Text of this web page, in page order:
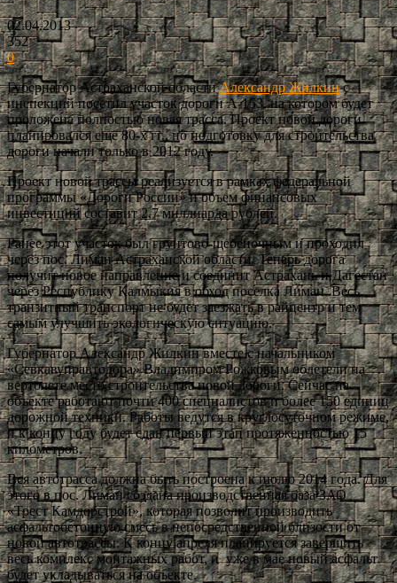
02.04.2013
352
0
Губернатор Астраханской областиАлександр Жилкинс
инспекций посетил участок дороги А-153, на котором будет
проложена полностью новая трасса. Проект новой дороги
планировался ещё 80-х гг., но подготовку для строительства
дороги начали только в 2012 году.
Проект новой трассы реализуется в рамках федеральной
программы «Дороги России» и объем финансовых
инвестиций составит 2,7 миллиарда рублей.
Ранее этот участок был грунтово-щебёночным и проходил
через пос. Лиман Астраханской области. Теперь дорога
получит новое направление и соединит Астрахань и Дагестан
через Республику Калмыкия в обход поселка Лиман. Весь
транзитный транспорт не будет заезжать в райцентр и тем
самым улучшить экологическую ситуацию.
Губернатор Александр Жилкин вместе с начальником
«Севкавуправтодора» Владимиром Рожковым облетели на
вертолете место строительства новой дороги. Сейчас на
объекте работают почти 400 специалистов и более 150 единиц
дорожной техники. Работы ведутся в круглосуточном режиме,
и к концу году будет сдан первый этап протяженностью 15
километров.
Вся автотрасса должна быть построена к июлю 2014 года. Для
этого в пос. Лиман создана производственная база ЗАО
«Трест Камдорстрой», которая позволит производить
асфальтобетонную смесь в непосредственной близости от
новой автотрассы. К концу апреля планируется завершить
весь комплекс монтажных работ, и уже в мае новый асфальт
будет укладываться на объекте.